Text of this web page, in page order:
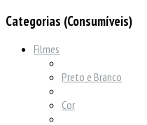
Categorias (Consumíveis)
Filmes
Preto e Branco
Cor